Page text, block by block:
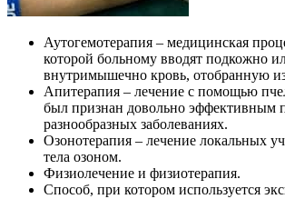
Аутогемотерапия – медицинская
которой больному вводят подкожно
внутримышечно кровь, отобранную
Апитерапия – лечение с помощью
был признан довольно эффективным
разнообразных заболеваниях.
Озонотерапия – лечение локальных
тела озоном.
Физиолечение и физиотерапия.
Способ, при котором используется